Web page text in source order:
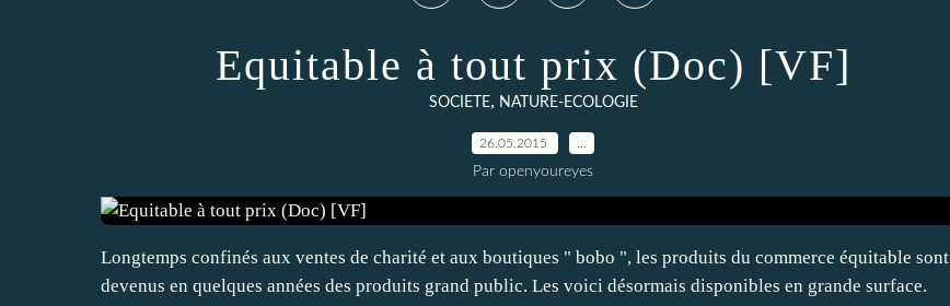
Equitable à tout prix (Doc) [VF]
SOCIETE, NATURE-ECOLOGIE
26.05.2015
Par openyoureyes
Longtemps confinés aux ventes de charité et aux boutiques " bobo ", les produits du commerce équitable sont
devenus en quelques années des produits grand public. Les voici désormais disponibles en grande surface.